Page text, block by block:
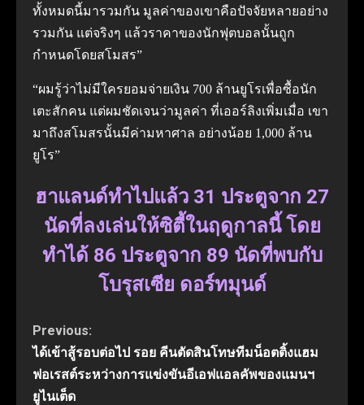
ทั้งหมดนี้มารวมกัน มูลค่าของเขาคือปัจจัยหลายอย่าง
รวมกัน แต่จริงๆ แล้วราคาของนักฟุตบอลนั้นถูก
กำหนดโดยสโมสร”
“ผมรู้ว่าไม่มีใครยอมจ่ายเงิน 700 ล้านยูโรเพื่อซื้อนัก
เตะสักคน แต่ผมชัดเจนว่ามูลค่า ที่เออร์ลิงเพิ่มเมื่อ เขา
มาถึงสโมสรนั้นมีค่ามหาศาล อย่างน้อย 1,000 ล้าน
ยูโร”
ฮาแลนด์ทำไปแล้ว 31 ประตูจาก 27
นัดที่ลงเล่นให้ซิตี้ในฤดูกาลนี้ โดย
ทำได้ 86 ประตูจาก 89 นัดที่พบกับ
โบรุสเซีย ดอร์ทมุนด์
Continue
Reading
Previous:
ได้เข้าสู้รอบต่อไป รอย คีนตัดสินโทษทีมน็อตติ้งแฮม
ฟอเรสต์ระหว่างการแข่งขันอีเอฟแอลคัพของแมนฯ
ยูไนเต็ด